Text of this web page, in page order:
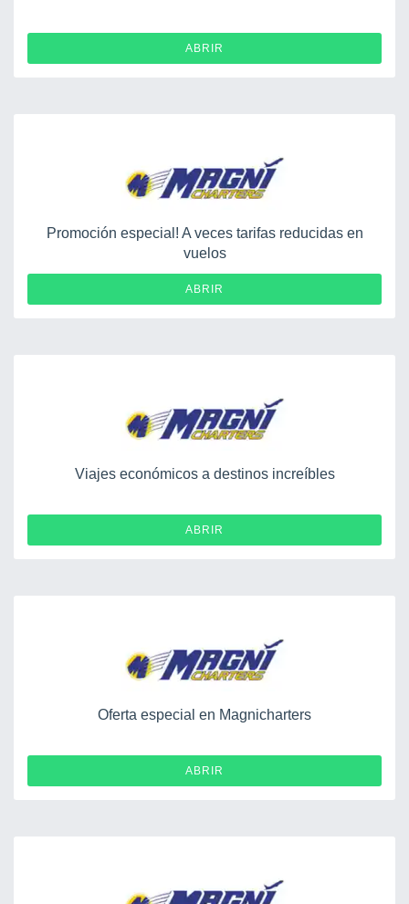
ABRIR
Promoción especial! A veces tarifas reducidas en
vuelos
ABRIR
Viajes económicos a destinos increíbles
ABRIR
Oferta especial en Magnicharters
ABRIR